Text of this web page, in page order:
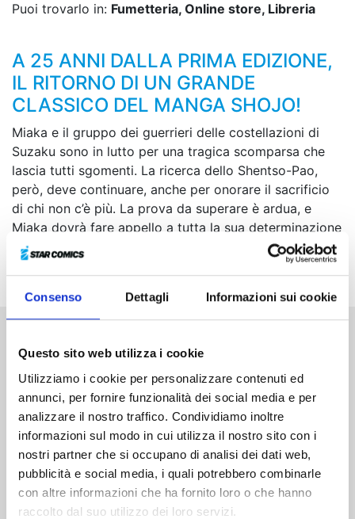
Consenso Dettagli Informazioni sui cookie
Questo sito web utilizza i cookie
Utilizziamo i cookie per personalizzare contenuti ed
annunci, per fornire funzionalità dei social media e per
analizzare il nostro traffico. Condividiamo inoltre
informazioni sul modo in cui utilizza il nostro sito con i
nostri partner che si occupano di analisi dei dati web,
pubblicità e social media, i quali potrebbero combinarle
con altre informazioni che ha fornito loro o che hanno
raccolto dal suo utilizzo dei loro servizi.
Puoi trovarlo in: Fumetteria, Online store, Libreria
A 25 ANNI DALLA PRIMA EDIZIONE,
IL RITORNO DI UN GRANDE
CLASSICO DEL MANGA SHOJO!
Miaka e il gruppo dei guerrieri delle costellazioni di
Suzaku sono in lutto per una tragica scomparsa che
lascia tutti sgomenti. La ricerca dello Shentso-Pao,
però, deve continuare, anche per onorare il sacrificio
di chi non c’è più. La prova da superare è ardua, e
Miaka dovrà fare appello a tutta la sua determinazione
e al suo coraggio. Nel frattempo, Yui e i guerrieri di
Seiryu non stanno con le mani in mano…
Altri volumi della serie